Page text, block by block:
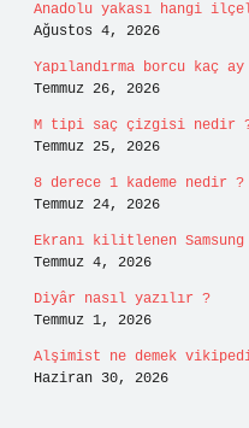
Anadolu yakası hangi
Ağustos 4, 2026
Yapılandırma borcu kaç
Temmuz 26, 2026
M tipi saç çizgisi nedir
Temmuz 25, 2026
8 derece 1 kademe nedir ?
Temmuz 24, 2026
Ekranı kilitlenen
Temmuz 4, 2026
Diyâr nasıl yazılır ?
Temmuz 1, 2026
Alşimist ne demek
Haziran 30, 2026